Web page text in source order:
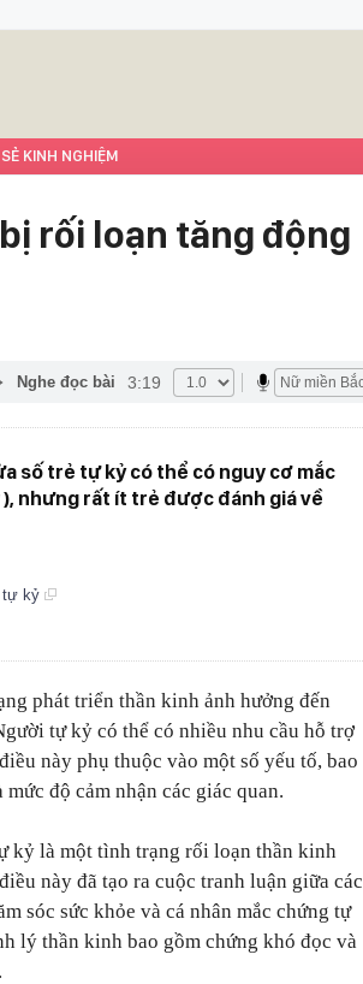
KINH NGHIỆM
rối loạn tăng động
Nghe đọc bài 3:19
số trẻ tự kỷ có thể có nguy cơ mắc
nhưng rất ít trẻ được đánh giá về
tự kỷ
phát triển thần kinh ảnh hưởng đến
tự kỷ có thể có nhiều nhu cầu hỗ trợ
này phụ thuộc vào một số yếu tố, bao
độ cảm nhận các giác quan.
kỷ là một tình trạng rối loạn thần kinh
này đã tạo ra cuộc tranh luận giữa các
sóc sức khỏe và cá nhân mắc chứng tự
lý thần kinh bao gồm chứng khó đọc và